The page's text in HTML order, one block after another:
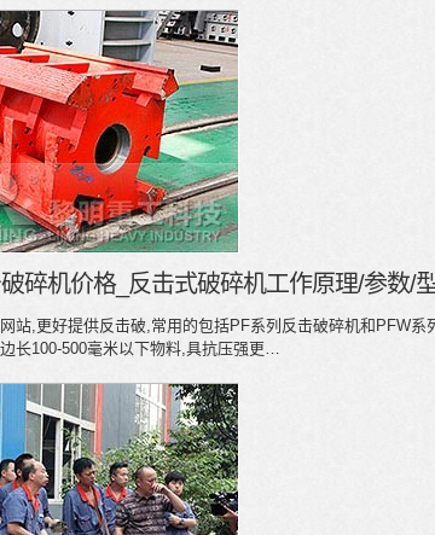
碎机价格_反击式破碎机工作原理/参数/
网站,更好提供反击破,常用的包括PF系列反击破碎机和PFW
长100-500毫米以下物料,具抗压强更…